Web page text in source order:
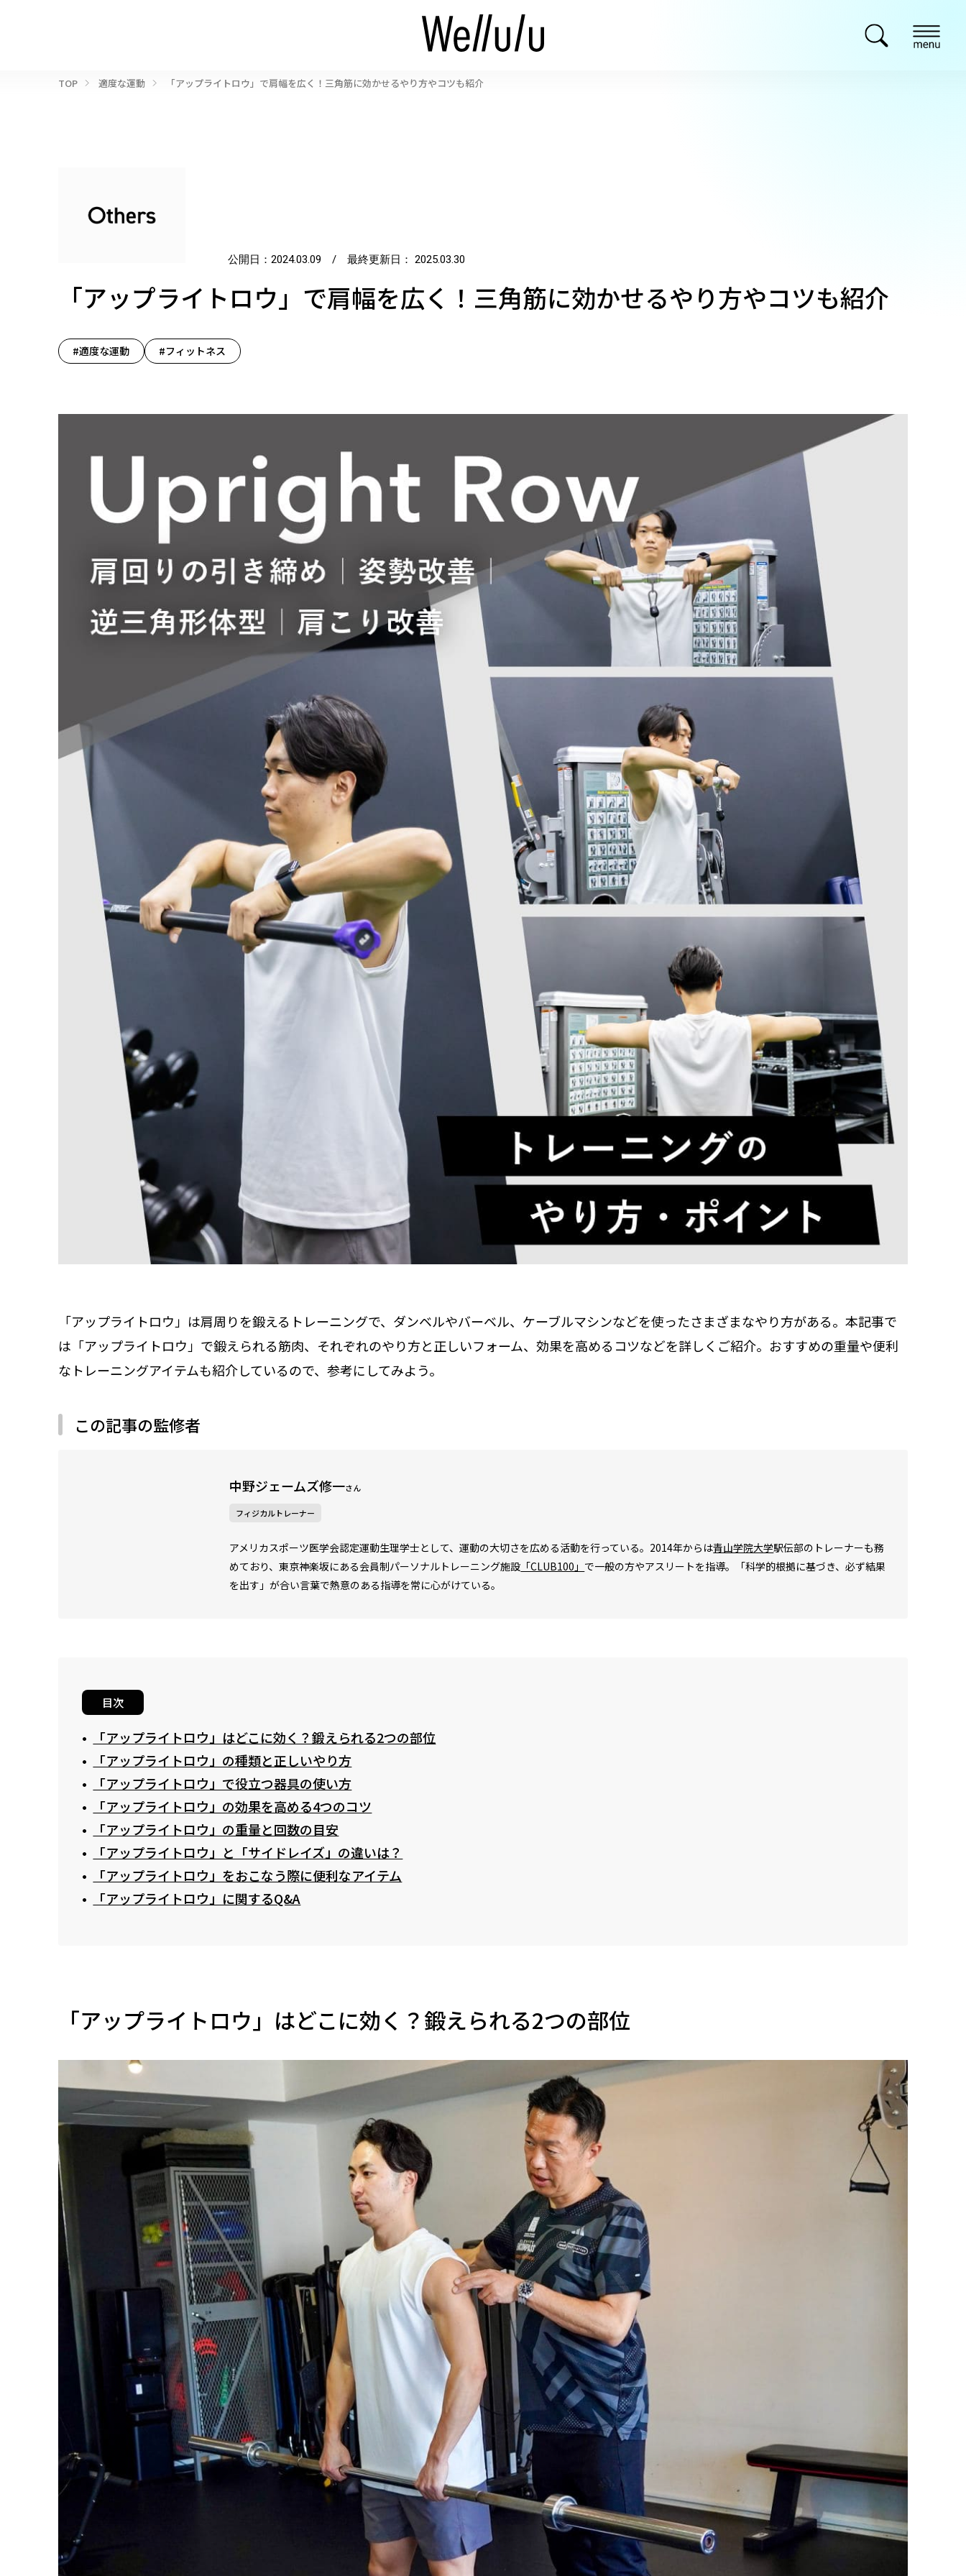
TOP 適度な運動 「アップライトロウ」で肩幅を広く！三角筋に効かせるやり方やコツも紹介
公開日：2024.03.09 / 最終更新日： 2025.03.30
「アップライトロウ」で肩幅を広く！三角筋に効かせるやり方やコツも紹介
#適度な運動 #フィットネス
「アップライトロウ」は肩周りを鍛えるトレーニングで、ダンベルやバーベル、ケーブルマシンなどを使ったさまざまなやり方がある。本記事で
は「アップライトロウ」で鍛えられる筋肉、それぞれのやり方と正しいフォーム、効果を高めるコツなどを詳しくご紹介。おすすめの重量や便利
なトレーニングアイテムも紹介しているので、参考にしてみよう。
この記事の監修者
中野ジェームズ修一さん
フィジカルトレーナー
アメリカスポーツ医学会認定運動生理学士として、運動の大切さを広める活動を行っている。2014年からは青山学院大学駅伝部のトレーナーも務
めており、東京神楽坂にある会員制パーソナルトレーニング施設 「CLUB100」 で一般の方やアスリートを指導。「科学的根拠に基づき、必ず結果
を出す」が合い言葉で熱意のある指導を常に心がけている。
目次
「アップライトロウ」はどこに効く？鍛えられる2つの部位
「アップライトロウ」の種類と正しいやり方
「アップライトロウ」で役立つ器具の使い方
「アップライトロウ」の効果を高める4つのコツ
「アップライトロウ」の重量と回数の目安
「アップライトロウ」と「サイドレイズ」の違いは？
「アップライトロウ」をおこなう際に便利なアイテム
「アップライトロウ」に関するQ&A
「アップライトロウ」はどこに効く？鍛えられる2つの部位